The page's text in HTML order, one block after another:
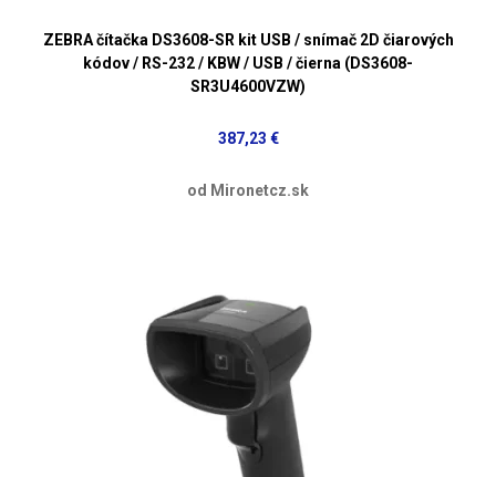
ZEBRA čítačka DS3608-SR kit USB / snímač 2D čiarových
kódov / RS-232 / KBW / USB / čierna (DS3608-
SR3U4600VZW)
387,23 €
od Mironetcz.sk